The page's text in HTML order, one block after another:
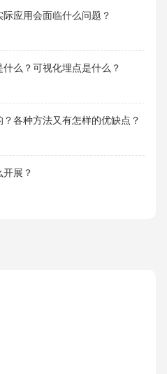
应用会面临什么问题？
么？可视化埋点是什么？
各种方法又有怎样的优缺点？
展？